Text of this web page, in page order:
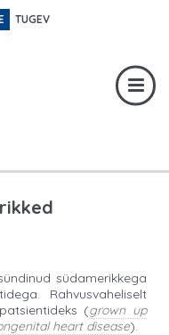
TUGEV
südamerikkega
Rahvusvaheliselt
(grown up
heart disease).